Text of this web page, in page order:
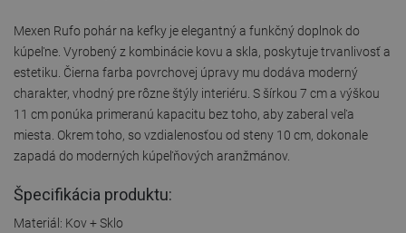
Mexen Rufo pohár na kefky je elegantný a funkčný doplnok do
kúpeľne. Vyrobený z kombinácie kovu a skla, poskytuje trvanlivosť a
estetiku. Čierna farba povrchovej úpravy mu dodáva moderný
charakter, vhodný pre rôzne štýly interiéru. S šírkou 7 cm a výškou
11 cm ponúka primeranú kapacitu bez toho, aby zaberal veľa
miesta. Okrem toho, so vzdialenosťou od steny 10 cm, dokonale
zapadá do moderných kúpeľňových aranžmánov.
Špecifikácia produktu:
Materiál: Kov + Sklo